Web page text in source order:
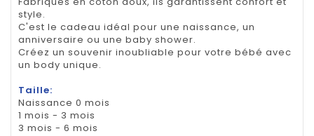
style.
C'est le cadeau idéal pour une naissance, un
anniversaire ou une baby shower.
Créez un souvenir inoubliable pour votre bébé avec
un body unique.
Taille:
Naissance 0 mois
1 mois - 3 mois
3 mois - 6 mois